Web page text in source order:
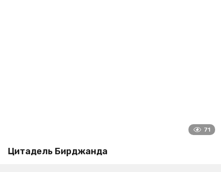
71
Цитадель Бирджанда